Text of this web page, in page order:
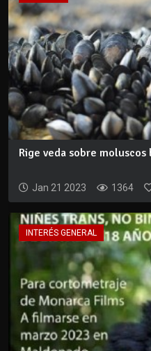
Rige veda sobre
Jan 21 2023 1364
INTERÉS GENERAL